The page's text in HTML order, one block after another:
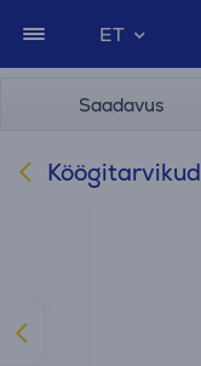
ET
Saadavus
Köögitarvikud